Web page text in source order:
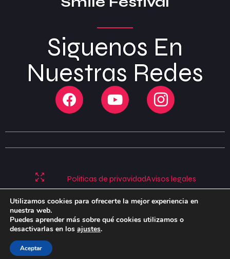
Siguenos En
Nuestras Redes
Politicas de privavidadAvisos legales
Utilizamos cookies para ofrecerte la mejor experiencia en
nuestra web.
Puedes aprender más sobre qué cookies utilizamos o
desactivarlas en los ajustes.
Aceptar